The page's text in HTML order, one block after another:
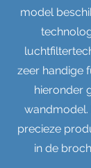
model
zeer handige
hieronder
wandmodel.
precieze
in de